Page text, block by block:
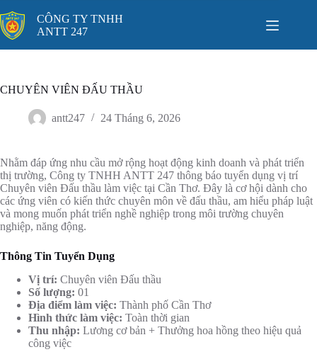
đến
phần
nội
CÔNG TY TNHH
ANTT 247
CHUYÊN VIÊN ĐẤU THẦU
antt247 24 Tháng 6, 2026
Nhằm đáp ứng nhu cầu mở rộng hoạt động kinh doanh và phát triển
thị trường, Công ty TNHH ANTT 247 thông báo tuyển dụng vị trí
Chuyên viên Đấu thầu làm việc tại Cần Thơ. Đây là cơ hội dành cho
các ứng viên có kiến thức chuyên môn về đấu thầu, am hiểu pháp luật
và mong muốn phát triển nghề nghiệp trong môi trường chuyên
nghiệp, năng động.
Thông Tin Tuyển Dụng
Vị trí: Chuyên viên Đấu thầu
Số lượng: 01
Địa điểm làm việc: Thành phố Cần Thơ
Hình thức làm việc: Toàn thời gian
Thu nhập: Lương cơ bản + Thưởng hoa hồng theo hiệu quả
công việc